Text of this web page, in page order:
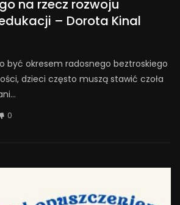
na rzecz rozwoju
– Dorota Kinal
być okresem radosnego beztroskiego
dzieci często muszą stawić czoła
0